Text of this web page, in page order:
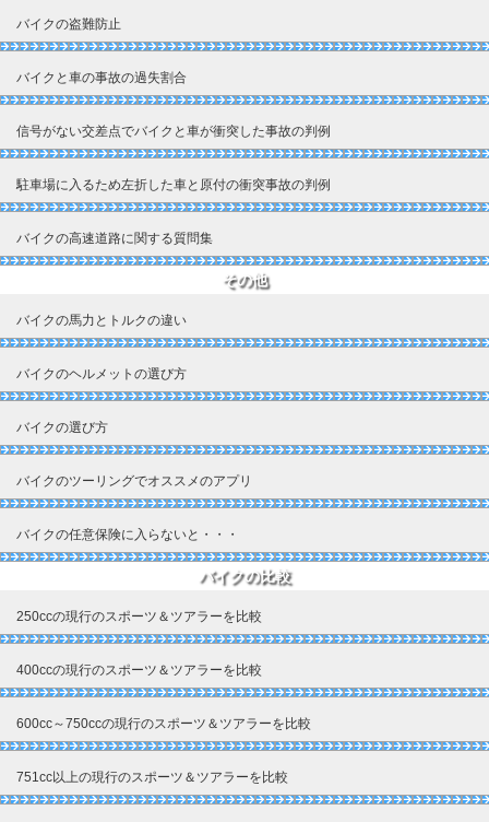
バイクの盗難防止
バイクと車の事故の過失割合
信号がない交差点でバイクと車が衝突した事故の判例
駐車場に入るため左折した車と原付の衝突事故の判例
バイクの高速道路に関する質問集
その他
バイクの馬力とトルクの違い
バイクのヘルメットの選び方
バイクの選び方
バイクのツーリングでオススメのアプリ
バイクの任意保険に入らないと・・・
バイクの比較
250ccの現行のスポーツ＆ツアラーを比較
400ccの現行のスポーツ＆ツアラーを比較
600cc～750ccの現行のスポーツ＆ツアラーを比較
751cc以上の現行のスポーツ＆ツアラーを比較